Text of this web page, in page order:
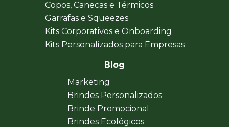
Copos, Canecas e Térmicos
Garrafas e Squeezes
Kits Corporativos e Onboarding
Kits Personalizados para Empresas
Blog
Marketing
Brindes Personalizados
Brinde Promocional
Brindes Ecológicos